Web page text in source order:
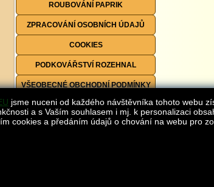
ROUBOVÁNÍ PAPRIK
ZPRACOVÁNÍ OSOBNÍCH ÚDAJŮ
COOKIES
PODKOVÁŘSTVÍ ROZEHNAL
VŠEOBECNÉ OBCHODNÍ PODMÍNKY
FORMULÁŘE KE STAŽENÍ
jsme nuceni od každého návštěvníka tohoto webu
a s Vaším souhlasem i mj. k personalizaci
cookies a předáním údajů o chování na webu pro